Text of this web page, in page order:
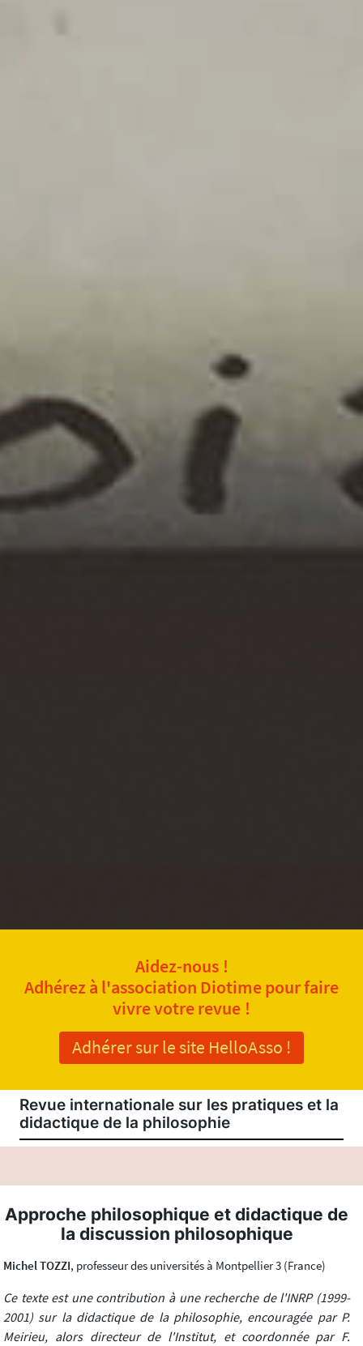
Aidez-nous !
Adhérez à l'association Diotime pour faire
vivre votre revue !
Adhérer sur le site HelloAsso !
Revue internationale sur les pratiques et la
didactique de la philosophie
Approche philosophique et didactique de
la discussion philosophique
Michel TOZZI, professeur des universités à Montpellier 3 (France)
Ce texte est une contribution à une recherche de l'INRP (1999-
2001) sur la didactique de la philosophie, encouragée par P.
Meirieu, alors directeur de l'Institut, et coordonnée par F.